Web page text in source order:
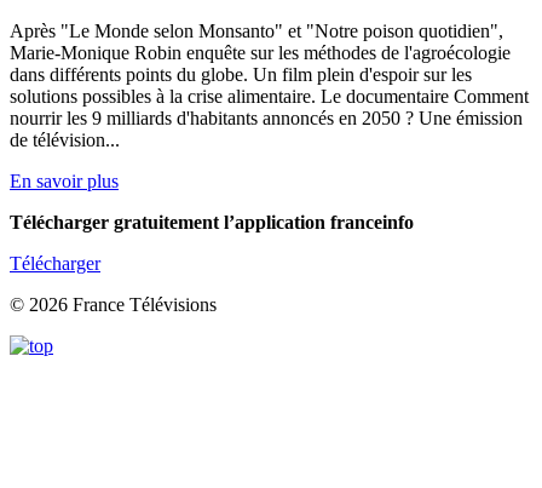
Après "Le Monde selon Monsanto" et "Notre poison quotidien",
Marie-Monique Robin enquête sur les méthodes de l'agroécologie
dans différents points du globe. Un film plein d'espoir sur les
solutions possibles à la crise alimentaire. Le documentaire Comment
nourrir les 9 milliards d'habitants annoncés en 2050 ? Une émission
de télévision...
En savoir plus
Télécharger gratuitement l’application franceinfo
Télécharger
© 2026 France Télévisions